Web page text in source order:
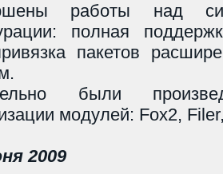
работы над
полная
пакетов
были
модулей: Fox2,
2009